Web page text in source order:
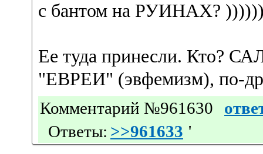
с бантом на РУИНАХ?
Ее туда принесли. Кто?
"ЕВРЕИ" (эвфемизм), по-
Комментарий №961630
Ответы: >>961633 '